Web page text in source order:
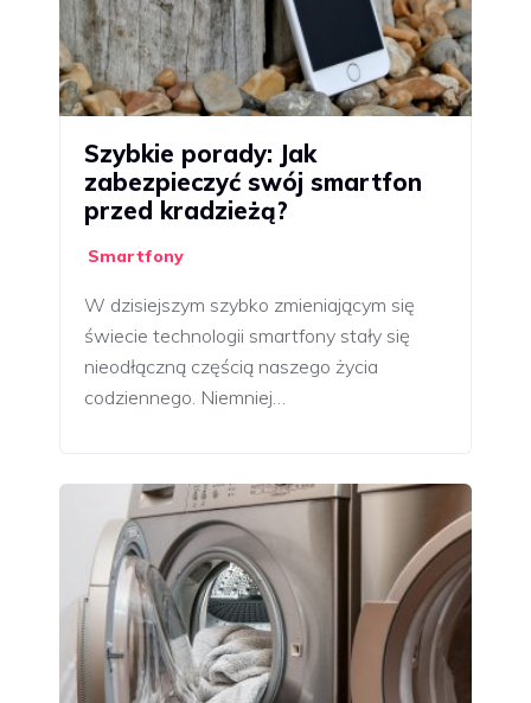
Szybkie porady: Jak
zabezpieczyć swój smartfon
przed kradzieżą?
Smartfony
W dzisiejszym szybko zmieniającym się
świecie technologii smartfony stały się
nieodłączną częścią naszego życia
codziennego. Niemniej…